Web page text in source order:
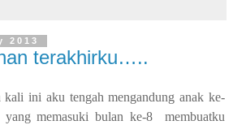
2013
terakhirku…..
kali ini aku tengah mengandung anak ke-
memasuki bulan ke-8 membuatku